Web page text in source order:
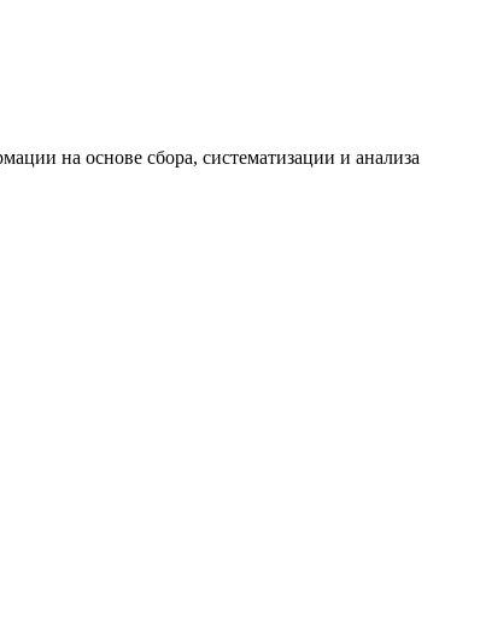
на основе сбора, систематизации и анализа